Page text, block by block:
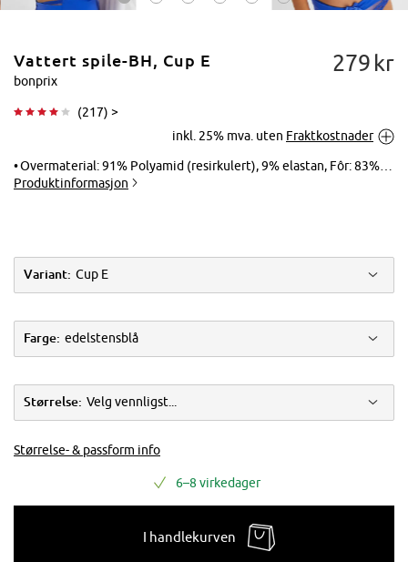
Trykk for å
forstørre
Vattert spile-BH, Cup E
bonprix
(217) >
279 kr
inkl. 25% mva. uten Fraktkostnader
Overmaterial: 91% Polyamid (resirkulert), 9% elastan, Fôr: 83% polyamid, 17% elastan, Blonder: 88% polyamid, 12% elastan
Produktinformasjon
Variant: Cup E
Farge: edelstensblå
Størrelse: Velg vennligst...
Størrelse- & passform info
6–8 virkedager
I handlekurven